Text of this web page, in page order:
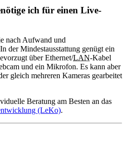
ich für einen Live-
nach Aufwand und
der Mindestausstattung genügt ein
über Ethernet/LAN-Kabel
und ein Mikrofon. Es kann aber
gleich mehreren Kameras gearbeitet
Beratung am Besten an das
(LeKo).